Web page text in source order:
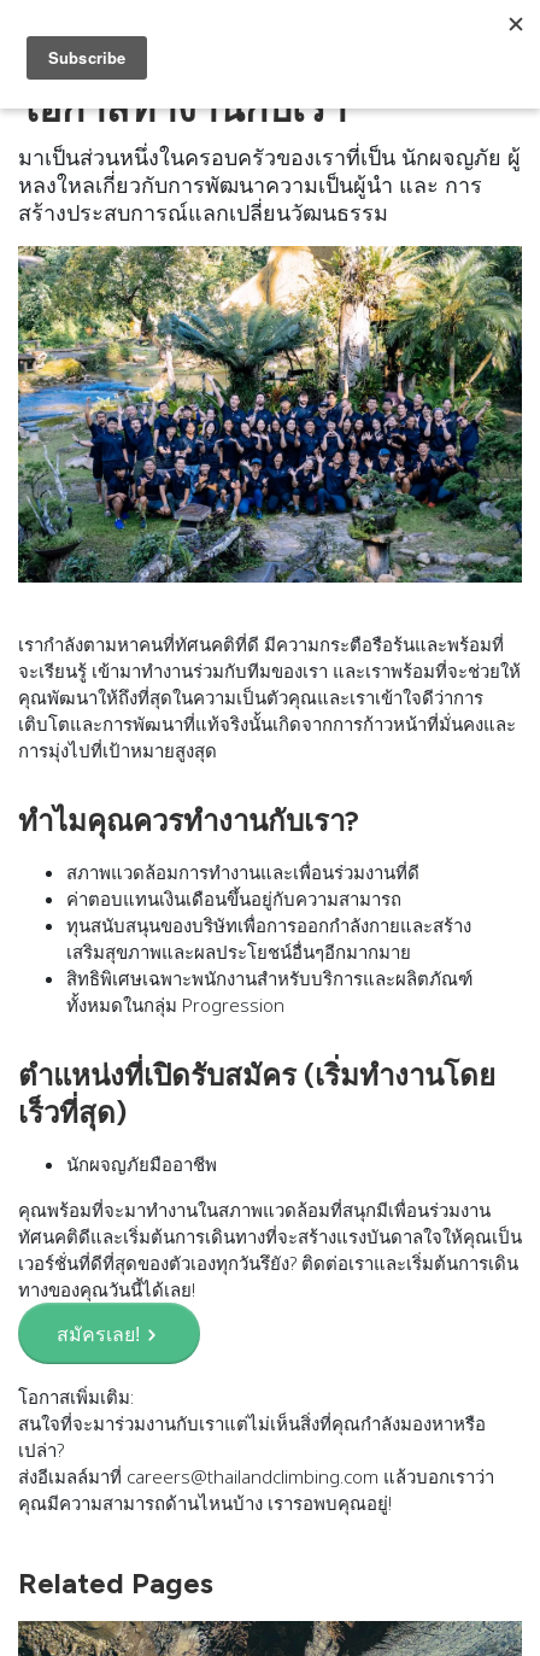
โอกาสทำงานกับเรา
มาเป็นส่วนหนึ่งในครอบครัวของเราที่เป็น นักผจญภัย ผู้
หลงใหลเกี่ยวกับการพัฒนาความเป็นผู้นำ และ การ
สร้างประสบการณ์แลกเปลี่ยนวัฒนธรรม
เรากำลังตามหาคนที่ทัศนคติที่ดี มีความกระตือรือร้นและพร้อมที่
จะเรียนรู้ เข้ามาทำงานร่วมกับทีมของเรา และเราพร้อมที่จะช่วยให้
คุณพัฒนาให้ถึงที่สุดในความเป็นตัวคุณและเราเข้าใจดีว่าการ
เติบโตและการพัฒนาที่แท้จริงนั้นเกิดจากการก้าวหน้าที่มั่นคงและ
การมุ่งไปที่เป้าหมายสูงสุด
ทำไมคุณควรทำงานกับเรา?
สภาพแวดล้อมการทำงานและเพื่อนร่วมงานที่ดี
ค่าตอบแทนเงินเดือนขึ้นอยู่กับความสามารถ
ทุนสนับสนุนของบริษัทเพื่อการออกกำลังกายและสร้าง
เสริมสุขภาพและผลประโยชน์อื่นๆอีกมากมาย
สิทธิพิเศษเฉพาะพนักงานสำหรับบริการและผลิตภัณฑ์
ทั้งหมดในกลุ่ม Progression
ตำแหน่งที่เปิดรับสมัคร (เริ่มทำงานโดย
เร็วที่สุด)
นักผจญภัยมืออาชีพ
คุณพร้อมที่จะมาทำงานในสภาพแวดล้อมที่สนุกมีเพื่อนร่วมงาน
ทัศนคติดีและเริ่มต้นการเดินทางที่จะสร้างแรงบันดาลใจให้คุณเป็น
เวอร์ชั่นที่ดีที่สุดของตัวเองทุกวันรึยัง? ติดต่อเราและเริ่มต้นการเดิน
ทางของคุณวันนี้ได้เลย!
สมัครเลย!
โอกาสเพิ่มเติม:
สนใจที่จะมาร่วมงานกับเราแต่ไม่เห็นสิ่งที่คุณกำลังมองหาหรือ
เปล่า?
ส่งอีเมลล์มาที่ careers@thailandclimbing.com แล้วบอกเราว่า
คุณมีความสามารถด้านไหนบ้าง เรารอพบคุณอยู่!
Related Pages